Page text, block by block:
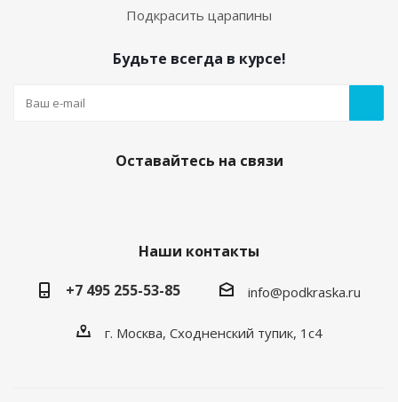
Подкрасить царапины
Будьте всегда в курсе!
Оставайтесь на связи
Наши контакты
+7 495 255-53-85
info@podkraska.ru
г. Москва, Сходненский тупик, 1с4